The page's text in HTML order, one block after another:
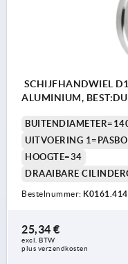
SCHIJFHANDWIEL
ALUMINIUM,
UITVOERING
HOOGTE=34
DRAAIBARE
Bestelnummer:
25,34 €
excl. BTW
plus verzendkosten